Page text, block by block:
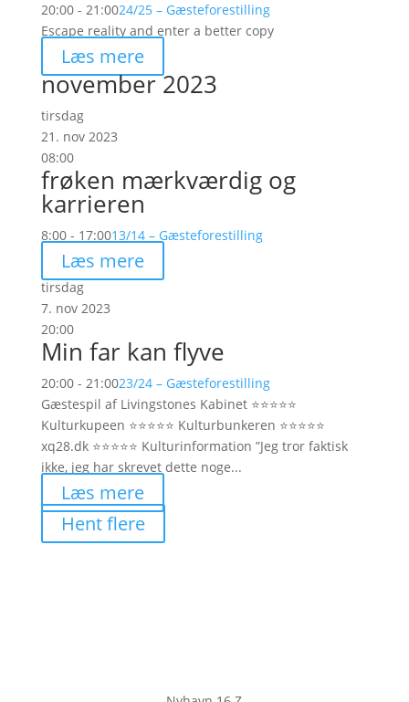
20:00 - 21:0024/25 – Gæsteforestilling
Escape reality and enter a better copy
Læs mere
november 2023
tirsdag
21. nov 2023
08:00
frøken mærkværdig og
karrieren
8:00 - 17:0013/14 – Gæsteforestilling
Læs mere
tirsdag
7. nov 2023
20:00
Min far kan flyve
20:00 - 21:0023/24 – Gæsteforestilling
Gæstespil af Livingstones Kabinet ⭐️⭐️⭐️⭐️⭐️
Kulturkupeen ⭐️⭐️⭐️⭐️⭐️ Kulturbunkeren ⭐️⭐️⭐️⭐️⭐️
xq28.dk ⭐️⭐️⭐️⭐️⭐️ Kulturinformation ”Jeg tror faktisk
ikke, jeg har skrevet dette noge...
Læs mere
Hent flere